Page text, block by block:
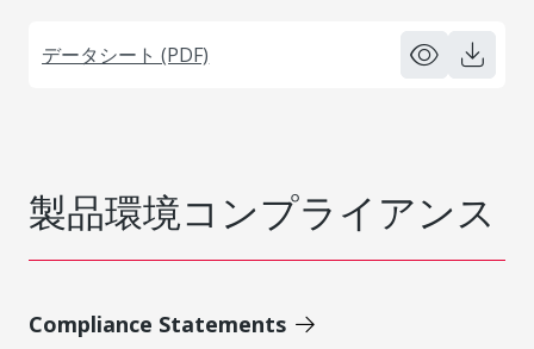
データシート (PDF)
製品環境コンプライアンス
Compliance Statements